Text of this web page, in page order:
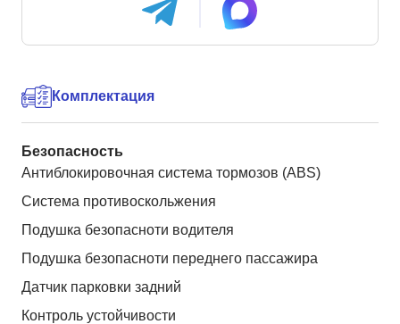
Комплектация
Безопасность
Антиблокировочная система тормозов (ABS)
Система противоскольжения
Подушка безопасноти водителя
Подушка безопасноти переднего пассажира
Датчик парковки задний
Контроль устойчивости